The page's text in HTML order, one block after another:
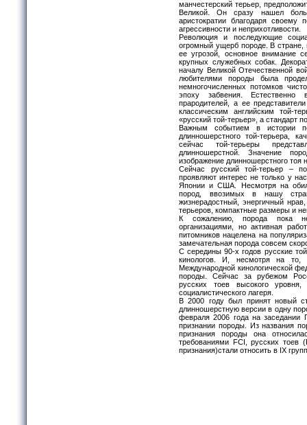
манчестерский терьер,
Великой. Он сразу нашел
аристократии благодаря своему
агрессивности и неприхотливости.
Революция и последующие
огромный ущерб породе. В стране,
ее угрозой, основное внимание
крупных служебных собак.
началу Великой Отечественной
любителями породы была
немногочисленных потомков
эпоху забвения. Естественно
прародителей, а ее
классическим английским той-
«русский той-терьер», а стандарт
Важным событием в истории
длинношерстного той-терьера,
сейчас той-терьеры
длинношерстной. Значение
изображение длинношерстного
Сейчас русский той-терьер –
проявляют интерес не только у
Японии и США. Несмотря на
пород, ввозимых в нашу
жизнерадостный, энергичный
терьеров, компактные размеры и
К сожалению, порода пока не
организациями, но активная
питомников нацелена на
замечательная порода совсем
С середины 90-х годов русские
кинологов. И, несмотря на
Международной кинологической
породы. Сейчас за рубежом
русских тоев высокого
социалистического лагеря.
В 2000 году был принят новый
длинношерстную версии в одну
февраля 2006 года на
признании породы. Из названия
признания породы она
требованиями FCI, русских тоев
признания)стали относить в IX